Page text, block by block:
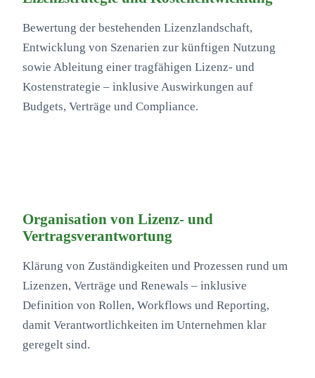
Bewertung der bestehenden Lizenzlandschaft,
Entwicklung von Szenarien zur künftigen Nutzung
sowie Ableitung einer tragfähigen Lizenz- und
Kostenstrategie – inklusive Auswirkungen auf
Budgets, Verträge und Compliance.
Organisation von Lizenz- und
Vertragsverantwortung
Klärung von Zuständigkeiten und Prozessen rund um
Lizenzen, Verträge und Renewals – inklusive
Definition von Rollen, Workflows und Reporting,
damit Verantwortlichkeiten im Unternehmen klar
geregelt sind.